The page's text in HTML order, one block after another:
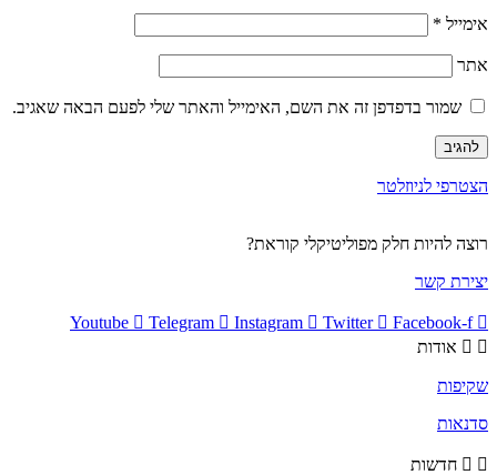
אימייל *
אתר
שמור בדפדפן זה את השם, האימייל והאתר שלי לפעם הבאה שאגיב.
הצטרפי לניוזלטר
רוצה להיות חלק מפוליטיקלי קוראת?
יצירת קשר
Youtube Telegram Instagram Twitter
Facebook-f
אודות
שקיפות
סדנאות
חדשות